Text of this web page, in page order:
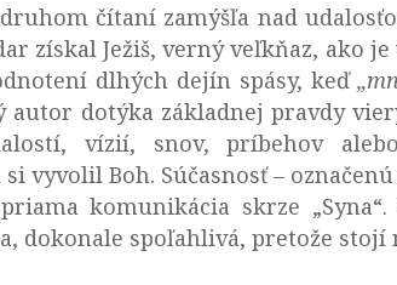
čítaní zamýšľa nad
získal Ježiš, verný veľkňaz, ako
dlhých dejín spásy, keď„
autor dotýka základnej pravdy
vízií, snov, príbehov
vyvolil Boh. Súčasnosť –
komunikácia skrze
dokonale spoľahlivá, pretože stojí